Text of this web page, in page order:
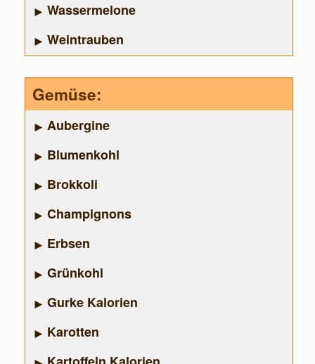
Wassermelone
Weintrauben
Gemüse:
Aubergine
Blumenkohl
Brokkoli
Champignons
Erbsen
Grünkohl
Gurke Kalorien
Karotten